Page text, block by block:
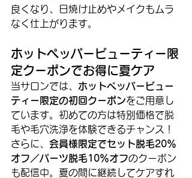
良くなり、日焼け止めやメイクもムラ
なく仕上がります。
ホットペッパービューティー限
定クーポンでお得に夏ケア
当サロンでは、 ホットペッパービュー
ティー限定の初回クーポンをご用意し
ています。初めての方は特別価格で脱
毛や毛穴洗浄を体験できるチャンス！
さらに、 会員様限定でセット脱毛20％
オフ／パーツ脱毛10％オフのクーポン
も配信中。夏の間に継続してケアすれ